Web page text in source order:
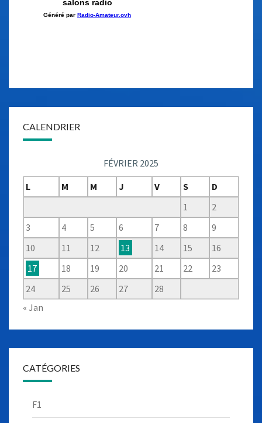
CALENDRIER
FÉVRIER 2025
L
M M J V S
D
1
2
3
4 5 6 7 8
9
10
11 12 13 14 15
16
17
18 19 20 21 22
23
24
25 26 27
28
« Jan
CATÉGORIES
F1